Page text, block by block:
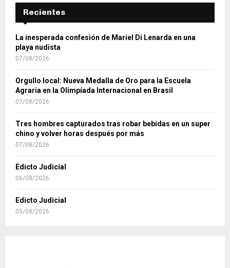
Recientes
La inesperada confesión de Mariel Di Lenarda en una
playa nudista
07/08/2026
Orgullo local: Nueva Medalla de Oro para la Escuela
Agraria en la Olimpíada Internacional en Brasil
07/08/2026
Tres hombres capturados tras robar bebidas en un super
chino y volver horas después por más
07/08/2026
Edicto Judicial
06/08/2026
Edicto Judicial
05/08/2026